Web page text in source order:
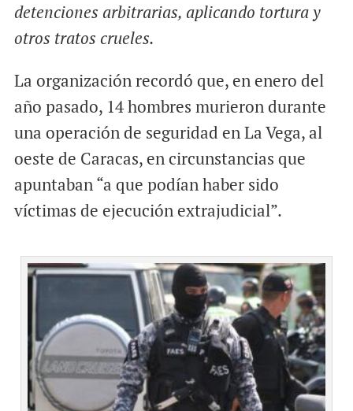
detenciones arbitrarias, aplicando tortura y
otros tratos crueles.
La organización recordó que, en enero del
año pasado, 14 hombres murieron durante
una operación de seguridad en La Vega, al
oeste de Caracas, en circunstancias que
apuntaban “a que podían haber sido
víctimas de ejecución extrajudicial”.